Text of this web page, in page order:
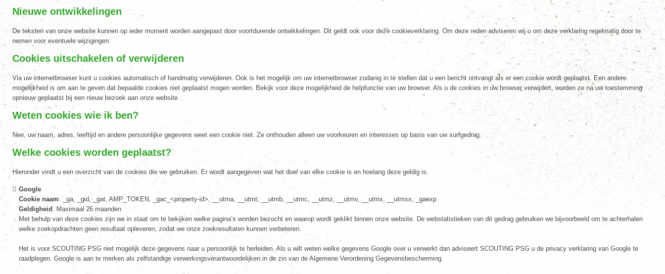
Nieuwe ontwikkelingen
De teksten van onze website kunnen op ieder moment worden aangepast door voortdurende ontwikkelingen. Dit geldt ook voor deze cookieverklaring. Om deze reden adviseren wij u om deze verklaring regelmatig door te
nemen voor eventuele wijzigingen.
Cookies uitschakelen of verwijderen
Via uw internetbrowser kunt u cookies automatisch of handmatig verwijderen. Ook is het mogelijk om uw internetbrowser zodanig in te stellen dat u een bericht ontvangt als er een cookie wordt geplaatst. Een andere
mogelijkheid is om aan te geven dat bepaalde cookies niet geplaatst mogen worden. Bekijk voor deze mogelijkheid de helpfunctie van uw browser. Als u de cookies in uw browser verwijdert, worden ze na uw toestemming
opnieuw geplaatst bij een nieuw bezoek aan onze website .
Weten cookies wie ik ben?
Nee, uw naam, adres, leeftijd en andere persoonlijke gegevens weet een cookie niet. Ze onthouden alleen uw voorkeuren en interesses op basis van uw surfgedrag.
Welke cookies worden geplaatst?
Hieronder vindt u een overzicht van de cookies die we gebruiken. Er wordt aangegeven wat het doel van elke cookie is en hoelang deze geldig is.
Google
Cookie naam: _ga, _gid, _gat, AMP_TOKEN, _gac_<property-id>, __utma, __utmt, __utmb, __utmc, __utmz, __utmv, __utmx, __utmxx, _gaexp
Geldigheid : Maximaal 26 maanden
Met behulp van deze cookies zijn we in staat om te bekijken welke pagina’s worden bezocht en waarop wordt geklikt binnen onze website. De webstatistieken van dit gedrag gebruiken we bijvoorbeeld om te achterhalen
welke zoekopdrachten geen resultaat opleveren, zodat we onze zoekresultaten kunnen verbeteren.
Het is voor SCOUTING PSG niet mogelijk deze gegevens naar u persoonlijk te herleiden. Als u wilt weten welke gegevens Google over u verwerkt dan adviseert SCOUTING PSG u de privacy verklaring van Google te
raadplegen. Google is aan te merken als zelfstandige verwerkingsverantwoordelijken in de zin van de Algemene Verordening Gegevensbescherming.